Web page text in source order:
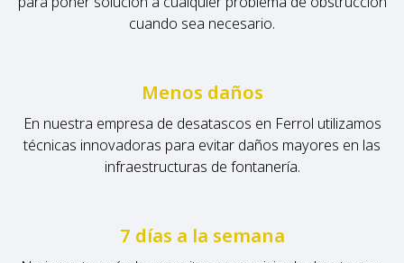
cuando sea necesario.
Menos daños
En nuestra empresa de desatascos en Ferrol utilizamos
técnicas innovadoras para evitar daños mayores en las
infraestructuras de fontanería.
7 días a la semana